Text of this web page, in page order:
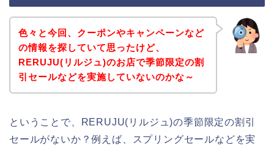
色々と今回、クーポンやキャンペーンなど
の情報を探していて思ったけど、
RERUJU(リルジュ)のお店で季節限定の割
引セールなどを実施していないのかな～
ということで、RERUJU(リルジュ)の季節限定の割引
セールがないか？例えば、スプリングセールなどを実